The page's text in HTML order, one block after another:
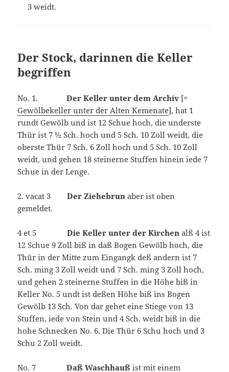
3 weidt.
Der Stock, darinnen die Keller
begriffen
No. 1.Der Keller unter dem Archiv [=
Gewölbekeller unter der Alten Kemenate], hat 1
rundt Gewölb und ist 12 Schue hoch, die underste
Thür ist 7 ½ Sch. hoch und 5 Sch. 10 Zoll weidt, die
oberste Thür 7 Sch. 6 Zoll hoch und 5 Sch. 10 Zoll
weidt, und gehen 18 steinerne Stuffen hinein iede 7
Schue in der Lenge.
2. vacat 3Der Ziehebrun aber ist oben
gemeldet.
4 et 5Die Keller unter der Kirchen alß 4 ist
12 Schue 9 Zoll biß in daß Bogen Gewölb hoch, die
Thür in der Mitte zum Eingangk deß andern ist 7
Sch. ming 3 Zoll weidt und 7 Sch. ming 3 Zoll hoch,
und gehen 2 steinerne Stuffen in die Höhe biß in
Keller No. 5 undt ist deßen Höhe biß ins Bogen
Gewölb 13 Sch. Von dar gehet eine Stiege von 13
Stuffen, iede von Stein und 4 Sch. weidt biß in die
hohe Schnecken No. 6. Die Thür 6 Schu hoch und 3
Schu 2 Zoll weidt.
No. 7Daß Waschhauß ist mit einem